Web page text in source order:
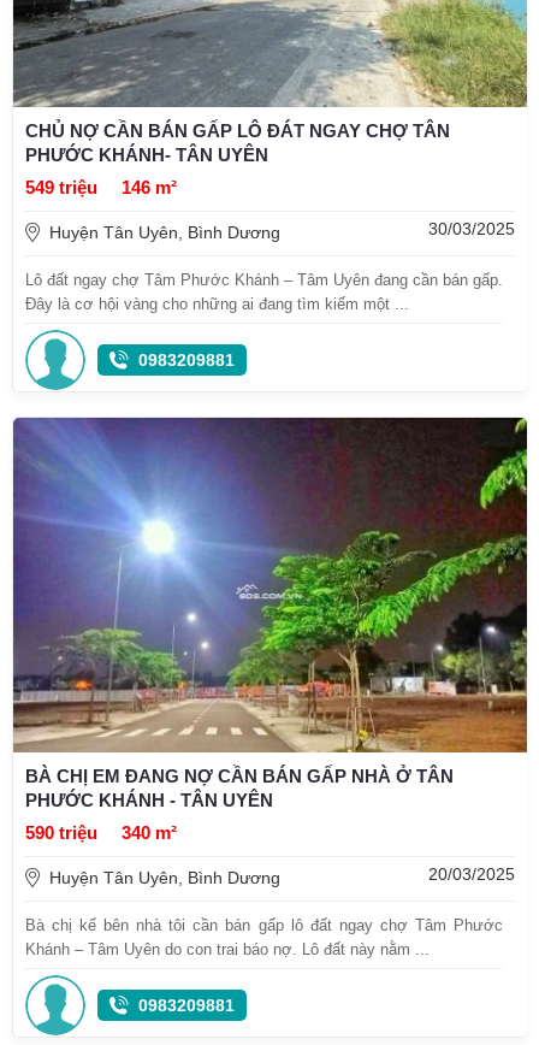
CHỦ NỢ CẦN BÁN GẤP LÔ ĐÁT NGAY CHỢ TÂN
PHƯỚC KHÁNH- TÂN UYÊN
549 triệu
146 m²
Huyện Tân Uyên, Bình Dương 30/03/2025
Lô đất ngay chợ Tâm Phước Khánh – Tâm Uyên đang cần bán gấp.
Đây là cơ hội vàng cho những ai đang tìm kiếm một ...
0983209881
BÀ CHỊ EM ĐANG NỢ CẦN BÁN GẤP NHÀ Ở TÂN
PHƯỚC KHÁNH - TÂN UYÊN
590 triệu
340 m²
Huyện Tân Uyên, Bình Dương 20/03/2025
Bà chị kế bên nhà tôi cần bán gấp lô đất ngay chợ Tâm Phước
Khánh – Tâm Uyên do con trai báo nợ. Lô đất này nằm ...
0983209881